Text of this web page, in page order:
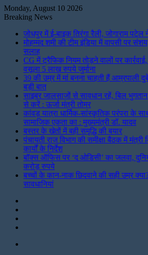
Monday, August 10 2026
Breaking News
जोधपुर में ई-बाइक तिरंगा रैली, जोगाराम पटेल
मोहम्मद शमी की टीम इंडिया में वापसी पर
सलाह
CG में ट्रैफिक नियम तोड़ने वालों पर
वसूला 5 लाख रुपये जुर्माना
39 की उम्र में मां बनना चाहती हैं आम्रपाली
बड़ी बात
साइबर जालसाजों से सावधान रहें, बिल
से करें : ऊर्जा मंत्री तोमर
कांवड़ यात्रा धार्मिक-सांस्कृतिक परंपरा के
सामाजिक एकता का : मुख्यमंत्री डॉ. यादव
बस्तर के खेतों में बही समृद्धि की बयार
पंचायती राज विभाग की समीक्षा बैठक में मंत्री
कार्यों के निर्देश
बॉक्स ऑफिस पर ‘द ओडिसी’ का जलवा,
करोड़ रुपये
बच्चों के कान-नाक छिदवाने की सही उम्र
सावधानियां